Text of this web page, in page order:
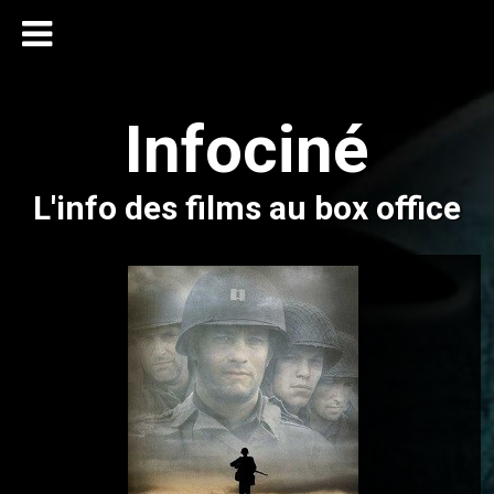
Infociné
L'info des films au box office